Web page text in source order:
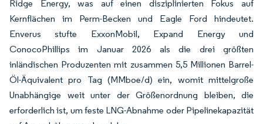
Ridge Energy, was auf einen disziplinierten Fokus auf
Kernflächen im Perm-Becken und Eagle Ford hindeutet.
Enverus stufte ExxonMobil, Expand Energy und
ConocoPhillips im Januar 2026 als die drei größten
inländischen Produzenten mit zusammen 5,5 Millionen Barrel-
Öl-Äquivalent pro Tag (MMboe/d) ein, womit mittelgroße
Unabhängige weit unter der Größenordnung bleiben, die
erforderlich ist, um feste LNG-Abnahme oder Pipelinekapazität